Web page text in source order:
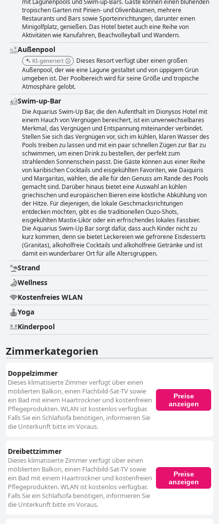
mit Lagunenpools und Swim-up-Bars. Gäste können einen blühenden
tropischen Garten mit Pinien- und Olivenbäumen, mehrere
Restaurants und Bars sowie Sporteinrichtungen, darunter einen
Minigolfplatz, genießen. Das Hotel bietet auch eine Reihe von
Aktivitäten wie Kanufahren, Beachvolleyball und Wandern.
Außenpool
KI-generiert
Dieses Resort verfügt über einen großen
Außenpool, der wie eine Lagune gestaltet und von üppigem Grün
umgeben ist. Der Poolbereich wird für seine Größe und tropische
Atmosphäre gelobt.
Swim-up-Bar
Die Aquarius Swim-Up Bar, die den Aufenthalt im Dionysos Hotel mit
einem Hauch von Vergnügen bereichert, ist ein unverwechselbares
Merkmal, das Vergnügen und Entspannung miteinander verbindet.
Stellen Sie sich das Vergnügen vor, sich im kühlen, klaren Wasser des
Pools treiben zu lassen und mit ein paar schnellen Zügen zur Bar zu
schwimmen, um einen Drink zu bestellen, der perfekt zum
strahlenden Sonnenschein passt. Die Gäste können aus einer Reihe
von karibischen Cocktails und eisgekühlten Favoriten, wie Daiquiris
und Margaritas, wählen, die alle für den Genuss am Rande des Pools
gemacht sind. Darüber hinaus bietet eine Auswahl an kühlen
griechischen und europäischen Bieren eine köstliche Abkühlung von
der Hitze. Für diejenigen, die lokale Geschmacksrichtungen
entdecken möchten, gibt es die traditionellen Ouzo-Shots,
eisgekühlten Mastix-Likör oder ein erfrischendes lokales Fassbier.
Die Aquarius Swim-Up Bar sorgt dafür, dass auch Kinder nicht zu
kurz kommen, denn sie bietet Leckereien wie gefrorene Eisdesserts
(Granitas), alkoholfreie Cocktails und alkoholfreie Getränke und ist
damit ein wunderbarer Ort für alle Altersgruppen.
Strand
Wellness
Kostenfreies WLAN
Yoga
Kinderpool
Zimmerkategorien
Doppelzimmer
Dieses klimatisierte Zimmer verfügt über einen
möblierten Balkon, einen Flachbild-Sat-TV sowie
ein Bad mit einem Haartrockner und kostenfreien
Pflegeprodukten. WLAN ist kostenlos verfügbar.
Falls Sie ein Schlafsofa benötigen, informieren Sie
die Unterkunft bitte im Voraus.
Preise
anzeigen
Dreibettzimmer
Dieses klimatisierte Zimmer verfügt über einen
möblierten Balkon, einen Flachbild-Sat-TV sowie
ein Bad mit einem Haartrockner und kostenfreien
Pflegeprodukten. WLAN ist kostenlos verfügbar.
Falls Sie ein Schlafsofa benötigen, informieren Sie
die Unterkunft bitte im Voraus.
Preise
anzeigen